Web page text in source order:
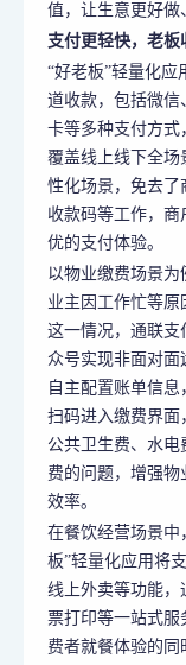
值，让生意更好做
支付更轻快，老板
“好老板”轻量化
道收款，包括微信
卡等多种支付方式
覆盖线上线下全场
性化场景，免去了
收款码等工作，
优的支付体验。
以物业缴费场景
业主因工作忙等
这一情况，通联支
众号实现非面对
自主配置账单信
扫码进入缴费界面
公共卫生费、水
费的问题，增强
效率。
在餐饮经营场景中
板”轻量化应用将
线上外卖等功能，
票打印等一站式服
费者就餐体验的